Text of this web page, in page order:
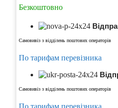
Безкоштовно
Самовивіз з відділень поштових операторів
По тарифам перевізника
Самовивіз з відділень поштових операторів
По тарифам перевізника